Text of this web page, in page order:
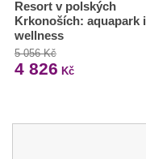
Resort v polských
Krkonoších: aquapark i
wellness
5 056 Kč
4 826 Kč